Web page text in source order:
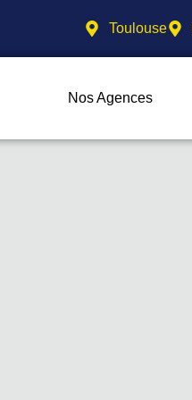
Toulouse
Nos Agences